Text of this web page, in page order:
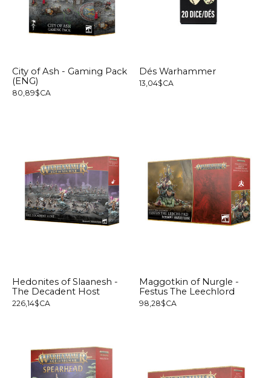
City of Ash - Gaming Pack
(ENG)
80,89$CA
Dés Warhammer
13,04$CA
Hedonites of Slaanesh -
The Decadent Host
226,14$CA
Maggotkin of Nurgle -
Festus The Leechlord
98,28$CA